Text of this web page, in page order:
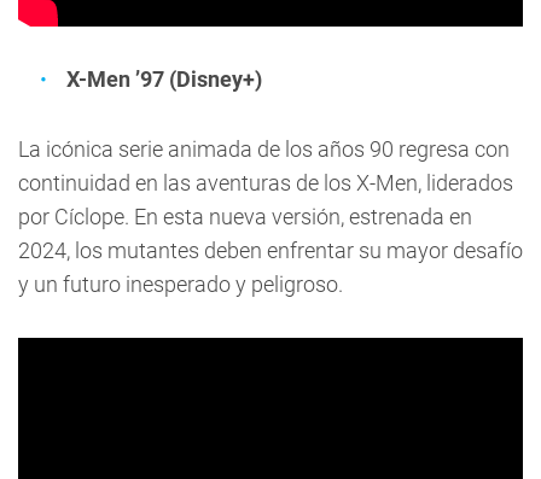
X-Men ’97 (Disney+)
La icónica serie animada de los años 90 regresa con
continuidad en las aventuras de los X-Men, liderados
por Cíclope. En esta nueva versión, estrenada en
2024, los mutantes deben enfrentar su mayor desafío
y un futuro inesperado y peligroso.